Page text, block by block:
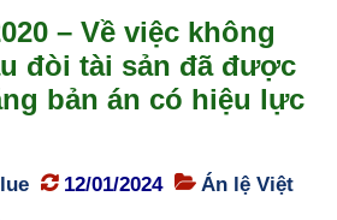
– Về việc không
đòi tài sản đã được
bản án có hiệu lực
12/01/2024
Án lệ Việt